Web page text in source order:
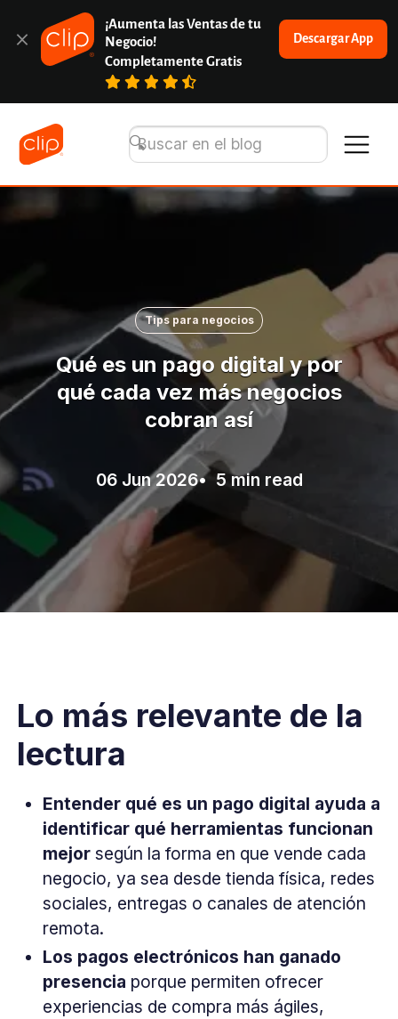
¡Aumenta las Ventas de tu
Negocio!
Completamente Gratis
Descargar App
Tips para negocios
Qué es un pago digital y por
qué cada vez más negocios
cobran así
06 Jun 2026• 5 min read
Lo más relevante de la
lectura
Entender qué es un pago digital ayuda a
identificar qué herramientas funcionan
mejor según la forma en que vende cada
negocio, ya sea desde tienda física, redes
sociales, entregas o canales de atención
remota.
Los pagos electrónicos han ganado
presencia porque permiten ofrecer
experiencias de compra más ágiles,